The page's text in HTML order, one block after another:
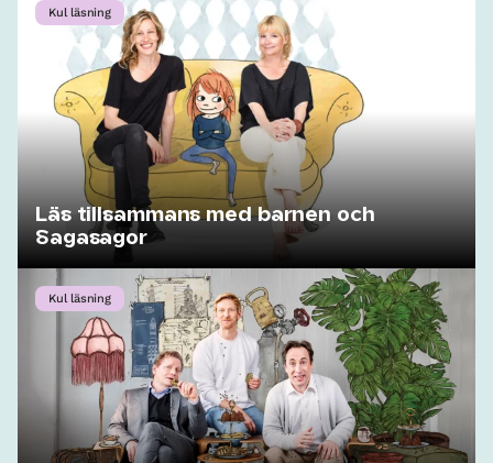
Kul läsning
Läs tillsammans med barnen och
Sagasagor
Kul läsning